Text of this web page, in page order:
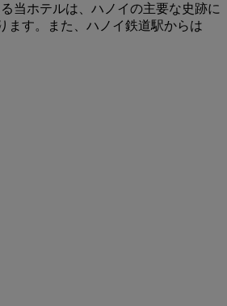
当ホテルは、ハノイの主要な史跡に
ます。また、ハノイ鉄道駅からは